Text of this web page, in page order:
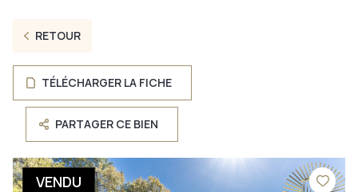
RETOUR
TÉLÉCHARGER LA FICHE
PARTAGER CE BIEN
VENDU